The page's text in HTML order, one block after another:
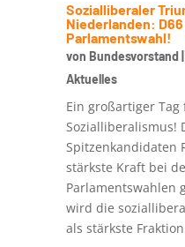
Sozialliberaler
Niederlanden:
Parlamentswahl!
von Bundesvorstand|
Aktuelles
Ein großartiger
Sozialliberalismus!
Spitzenkandidaten
stärkste Kraft bei
Parlamentswahlen
wird die
als stärkste